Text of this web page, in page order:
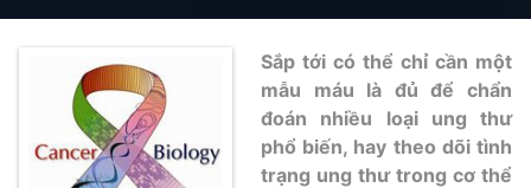
Sắp tới có thể chỉ cần một
mẫu máu là đủ để chẩn
đoán nhiều loại ung thư
phổ biến, hay theo dõi tình
trạng ung thư trong cơ thể